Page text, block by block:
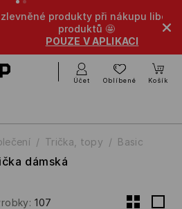
při nákupu libovolných 4
V APLIKACI
Účet Oblíbené Košík
Trička, topy Basic
dámská
: 107